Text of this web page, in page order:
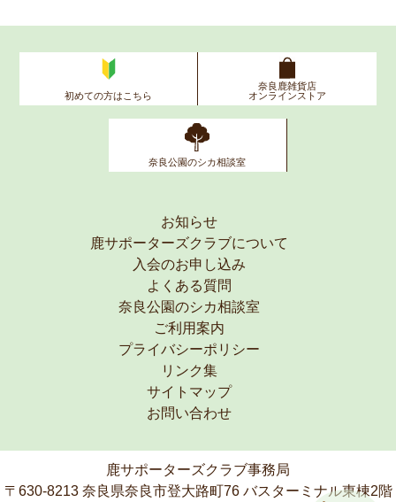
初めての方はこちら
奈良鹿雑貨店
オンラインストア
奈良公園のシカ相談室
お知らせ
鹿サポーターズクラブについて
入会のお申し込み
よくある質問
奈良公園のシカ相談室
ご利用案内
プライバシーポリシー
リンク集
サイトマップ
お問い合わせ
鹿サポーターズクラブ事務局
〒630-8213 奈良県奈良市登大路町76 バスターミナル東棟2階